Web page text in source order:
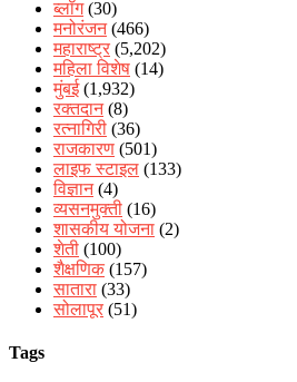
ब्लॉग(30)
मनोरंजन(466)
महाराष्ट्र (5,202)
महिला विशेष (14)
मुंबई(1,932)
रक्‍तदान(8)
रत्नागिरी (36)
राजकारण (501)
लाइफ स्टाइल (133)
विज्ञान(4)
व्यसनमुक्ती (16)
शासकीय योजना (2)
शेती (100)
शैक्षणिक (157)
सातारा (33)
सोलापूर (51)
Tags